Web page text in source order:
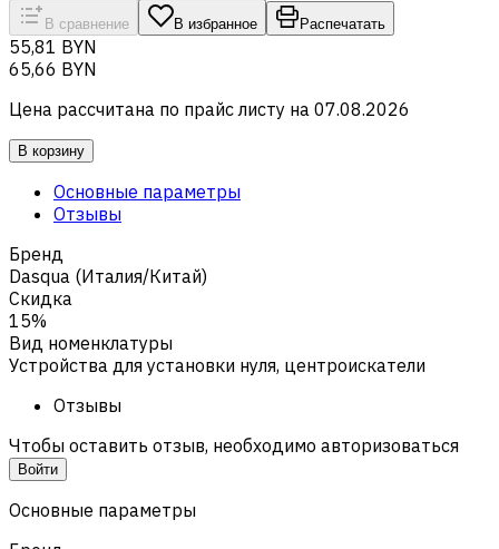
В сравнение В избранное Распечатать
55,81 BYN
65,66 BYN
Цена рассчитана по прайс листу на 07.08.2026
В корзину
Основные параметры
Отзывы
Бренд
Dasqua (Италия/Китай)
Скидка
15%
Вид номенклатуры
Устройства для установки нуля, центроискатели
Отзывы
Чтобы оставить отзыв, необходимо авторизоваться
Войти
Основные параметры